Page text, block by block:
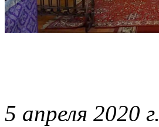
5 апреля 2020 г.